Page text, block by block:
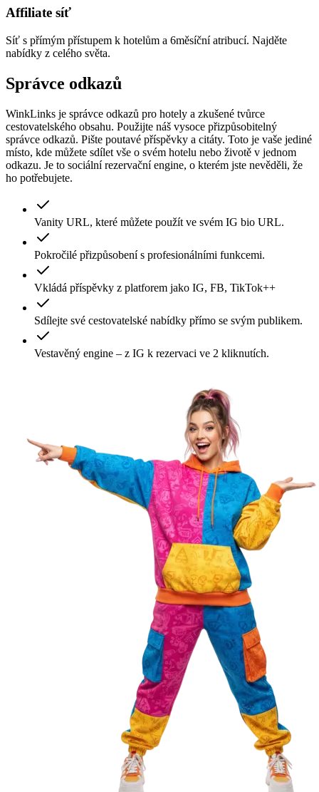
Affiliate síť
Síť s přímým přístupem k hotelům a 6měsíční atribucí. Najděte
nabídky z celého světa.
Správce odkazů
WinkLinks je správce odkazů pro hotely a zkušené tvůrce
cestovatelského obsahu. Použijte náš vysoce přizpůsobitelný
správce odkazů. Pište poutavé příspěvky a citáty. Toto je vaše jediné
místo, kde můžete sdílet vše o svém hotelu nebo životě v jednom
odkazu. Je to sociální rezervační engine, o kterém jste nevěděli, že
ho potřebujete.
Vanity URL, které můžete použít ve svém IG bio URL.
Pokročilé přizpůsobení s profesionálními funkcemi.
Vkládá příspěvky z platforem jako IG, FB, TikTok++
Sdílejte své cestovatelské nabídky přímo se svým publikem.
Vestavěný engine – z IG k rezervaci ve 2 kliknutích.